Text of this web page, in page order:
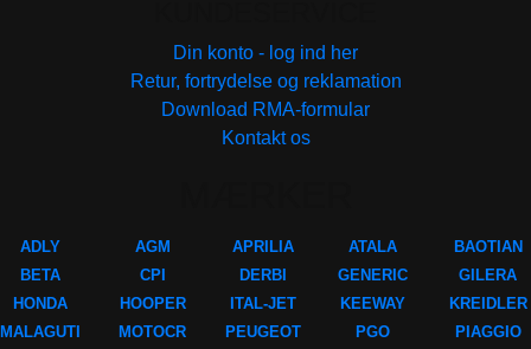
Din konto - log ind her
Retur, fortrydelse og reklamation
Download RMA-formular
Kontakt os
ADLY
BETA
HONDA
MALAGUTI
AGM
CPI
HOOPER
MOTOCR
APRILIA
DERBI
ITAL-JET
PEUGEOT
ATALA
GENERIC
KEEWAY
PGO
BAOTIAN
GILERA
KREIDLER
PIAGGIO